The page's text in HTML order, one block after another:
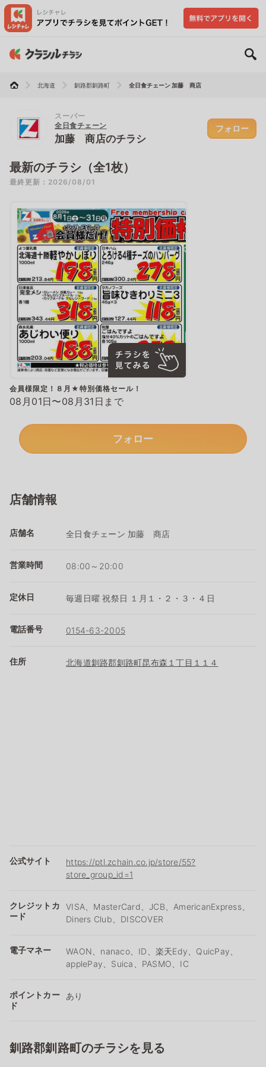
北海道 釧路郡釧路町 全日食チェーン 加藤 商店
スーパー
全日食チェーン
加藤 商店のチラシ
フォロー
最新のチラシ（全1枚）
最終更新：2026/08/01
会員様限定！８月★特別価格セール！
08月01日〜08月31日まで
フォロー
店舗情報
店舗名 全日食チェーン 加藤 商店
営業時間 08:00～20:00
定休日 毎週日曜 祝祭日 １月１・２・３・４日
電話番号 0154-63-2005
住所 北海道釧路郡釧路町昆布森１丁目１１４
公式サイト
https://ptl.zchain.co.jp/store/55?
store_group_id=1
クレジットカ
ード
VISA、MasterCard、JCB、AmericanExpress、
Diners Club、DISCOVER
電子マネー
WAON、nanaco、ID、楽天Edy、QuicPay、
applePay、Suica、PASMO、IC
ポイントカー
ド
あり
釧路郡釧路町のチラシを見る